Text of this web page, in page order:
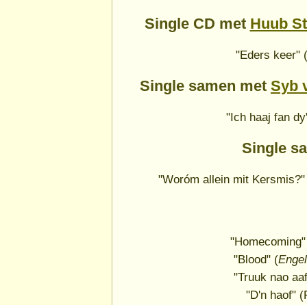
Single CD met Huub
"Eders keer"
Single samen met Syb
"Ich haaj fan
Single
"Woróm allein mit
"Blood" (
"Truuk nao
"D'n haof"